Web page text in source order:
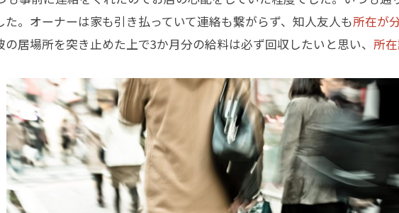
た。オーナーは家も引き払っていて連絡も繋がらず、知人友人も所在が
居場所を突き止めた上で3か月分の給料は必ず回収したいと思い、 所